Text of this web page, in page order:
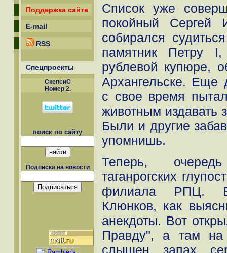
Поддержка сайта
E-mail
RSS
Спецпроекты
СкепсиС
Номер 2.
поиск по сайту
Подписка на новости
Список уже
покойный Сергей
собирался
памятник Петру
рублевой купюре,
Архангельске. Еще
с свое время
животным издавать
Были и другие
упомнишь.
Теперь,
таганрогских
филиала РПЦ.
Клюнков, как
анекдоты. Вот
Правду", а там
слышен запах